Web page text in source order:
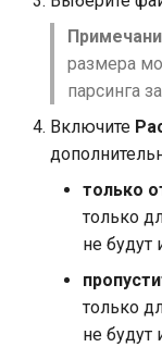
размера
парсинга
Включите
только
только
не будут
только
не будут